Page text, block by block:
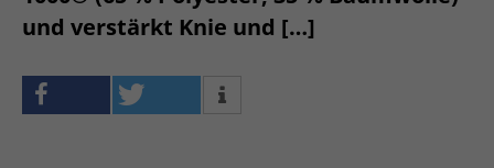
und verstärkt Knie und […]